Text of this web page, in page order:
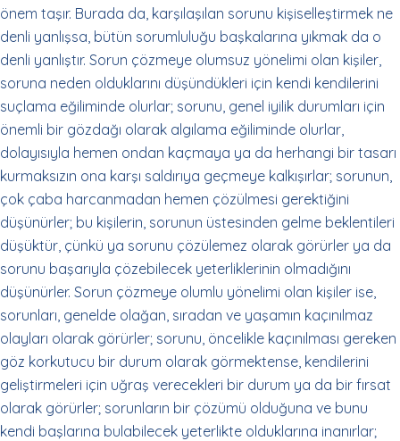
önem taşır. Burada da, karşılaşılan sorunu kişiselleştirmek ne
denli yanlışsa, bütün sorumluluğu başkalarına yıkmak da o
denli yanlıştır. Sorun çözmeye olumsuz yönelimi olan kişiler,
soruna neden olduklarını düşündükleri için kendi kendilerini
suçlama eğiliminde olurlar; sorunu, genel iyilik durumları için
önemli bir gözdağı olarak algılama eğiliminde olurlar,
dolayısıyla hemen ondan kaçmaya ya da herhangi bir tasarı
kurmaksızın ona karşı saldırıya geçmeye kalkışırlar; sorunun,
çok çaba harcanmadan hemen çözülmesi gerektiğini
düşünürler; bu kişilerin, sorunun üstesinden gelme beklentileri
düşüktür, çünkü ya sorunu çözülemez olarak görürler ya da
sorunu başarıyla çözebilecek yeterliklerinin olmadığını
düşünürler. Sorun çözmeye olumlu yönelimi olan kişiler ise,
sorunları, genelde olağan, sıradan ve yaşamın kaçınılmaz
olayları olarak görürler; sorunu, öncelikle kaçınılması gereken
göz korkutucu bir durum olarak görmektense, kendilerini
geliştirmeleri için uğraş verecekleri bir durum ya da bir fırsat
olarak görürler; sorunların bir çözümü olduğuna ve bunu
kendi başlarına bulabilecek yeterlikte olduklarına inanırlar;